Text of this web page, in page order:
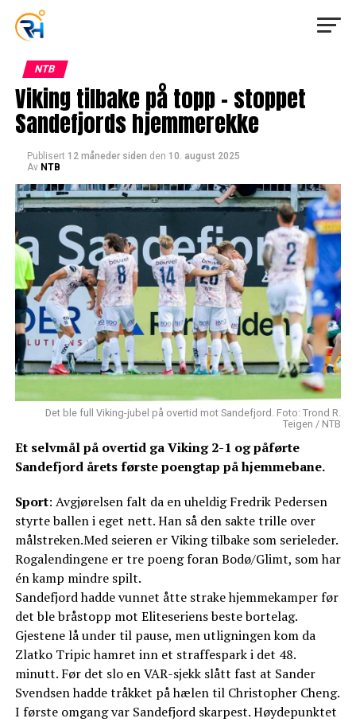
NTB
Viking tilbake på topp – stoppet
Sandefjords hjemmerekke
Publisert 12 måneder siden den 10. august 2025
Av NTB
Det ble full Viking-jubel på overtid mot Sandefjord. Foto: Trond R.
Teigen / NTB
Et selvmål på overtid ga Viking 2-1 og påførte
Sandefjord årets første poengtap på hjemmebane.
Sport: Avgjørelsen falt da en uheldig Fredrik Pedersen
styrte ballen i eget nett. Han så den sakte trille over
målstreken.Med seieren er Viking tilbake som serieleder.
Rogalendingene er tre poeng foran Bodø/Glimt, som har
én kamp mindre spilt.
Sandefjord hadde vunnet åtte strake hjemmekamper før
det ble bråstopp mot Eliteseriens beste bortelag.
Gjestene lå under til pause, men utligningen kom da
Zlatko Tripic hamret inn et straffespark i det 48.
minutt. Før det slo en VAR-sjekk slått fast at Sander
Svendsen hadde tråkket på hælen til Christopher Cheng.
I første omgang var Sandefjord skarpest. Høydepunktet